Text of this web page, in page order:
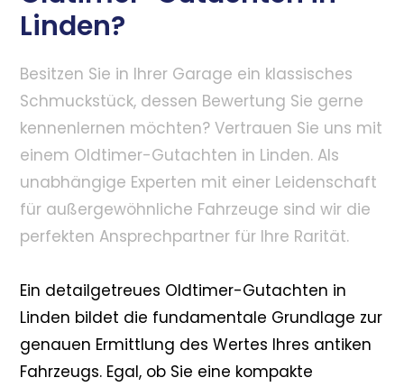
Linden?
Besitzen Sie in Ihrer Garage ein klassisches
Schmuckstück, dessen Bewertung Sie gerne
kennenlernen möchten? Vertrauen Sie uns mit
einem Oldtimer-Gutachten in Linden. Als
unabhängige Experten mit einer Leidenschaft
für außergewöhnliche Fahrzeuge sind wir die
perfekten Ansprechpartner für Ihre Rarität.
Ein detailgetreues Oldtimer-Gutachten in
Linden bildet die fundamentale Grundlage zur
genauen Ermittlung des Wertes Ihres antiken
Fahrzeugs. Egal, ob Sie eine kompakte